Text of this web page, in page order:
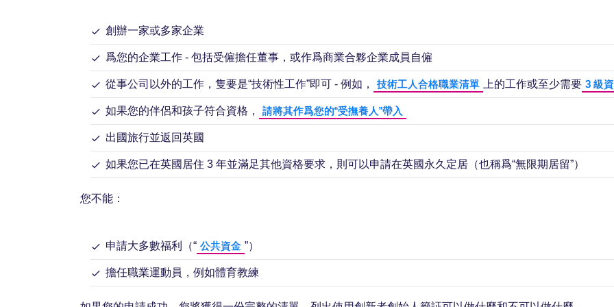
創辦一家或多家企業
爲您的企業工作 - 包括受僱擔任董事，或作爲商業合夥企業成員自僱
從事公司以外的工作，隻要是“技術性工作”即可 - 例如， 技術工人合格職業清單 上的工作或至少需要 3 級
如果您的伴侶和孩子符合資格， 請將其作爲您的“受撫養人”帶入
出國旅行並返回英國
如果您已在英國居住 3 年並滿足其他資格要求，則可以申請在英國永久定居（也稱爲“無限期居留”）
您不能：
申請大多數福利（“ 公共資金 ”）
擔任職業運動員，例如體育教練